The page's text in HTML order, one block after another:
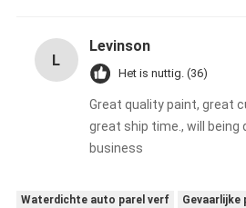
L
Levinson
Het is nuttig. (36)
Great quality paint, great
great ship time., will being
business
Waterdichte auto parel verf